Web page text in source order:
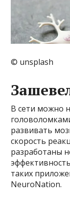
© unsplash
В сети можно
развивать
скорость
разработаны
таких
NeuroNation.